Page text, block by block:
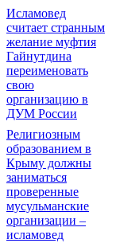
Исламовед
считает странным
желание муфтия
Гайнутдина
переименовать
свою
организацию в
ДУМ России
Религиозным
образованием в
Крыму должны
заниматься
проверенные
мусульманские
организации –
исламовед